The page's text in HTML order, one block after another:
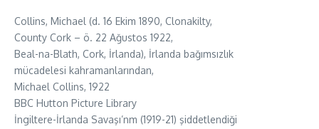
Collins, Michael (d. 16 Ekim 1890, Clonakilty,
County Cork – ö. 22 Ağustos 1922,
Beal-na-Blath, Cork, İrlanda), İrlanda bağımsızlık
mücadelesi kahramanlarından,
Michael Collins, 1922
BBC Hutton Picture Library
İngiltere-İrlanda Savaşı’nm (1919-21) şiddetlendiği